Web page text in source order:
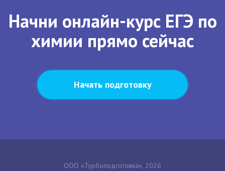
Начни онлайн-курс ЕГЭ по
химии прямо сейчас
Начать подготовку
ООО «Турбоподготовка», 2026